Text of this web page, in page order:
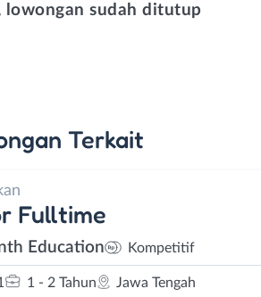
lowongan sudah ditutup
Terkait
Fulltime
Education Kompetitif
1 - 2 Tahun Jawa Tengah